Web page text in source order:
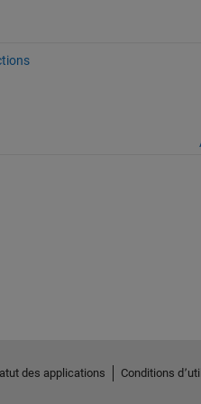
des applications
Conditions